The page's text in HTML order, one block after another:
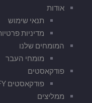
אודות
תנאי שימוש
מדיניות
המומחים שלנו
מומחי העבר
פודקאסטים
פודקאסטים SPOTIFY
ממליצים